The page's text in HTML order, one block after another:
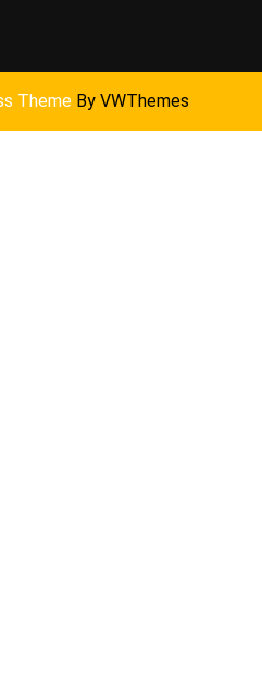
Theme By VWThemes